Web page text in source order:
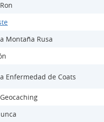
Montaña Rusa
Enfermedad de Coats